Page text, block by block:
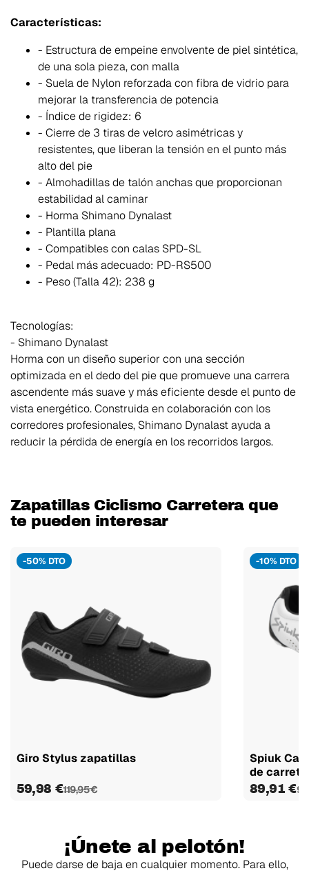
Características:
- Estructura de empeine envolvente de piel sintética,
de una sola pieza, con malla
- Suela de Nylon reforzada con fibra de vidrio para
mejorar la transferencia de potencia
- Índice de rigidez: 6
- Cierre de 3 tiras de velcro asimétricas y
resistentes, que liberan la tensión en el punto más
alto del pie
- Almohadillas de talón anchas que proporcionan
estabilidad al caminar
- Horma Shimano Dynalast
- Plantilla plana
- Compatibles con calas SPD-SL
- Pedal más adecuado: PD-RS500
- Peso (Talla 42): 238 g
Tecnologías:
- Shimano Dynalast
Horma con un diseño superior con una sección
optimizada en el dedo del pie que promueve una carrera
ascendente más suave y más eficiente desde el punto de
vista energético. Construida en colaboración con los
corredores profesionales, Shimano Dynalast ayuda a
reducir la pérdida de energía en los recorridos largos.
Zapatillas Ciclismo Carretera que
te pueden interesar
-50% DTO
Giro Stylus zapatillas
59,98 €119,95 €
-10% DTO
Spiuk
de
89,91 €
¡Únete al pelotón!
Puede darse de baja en cualquier momento. Para ello,